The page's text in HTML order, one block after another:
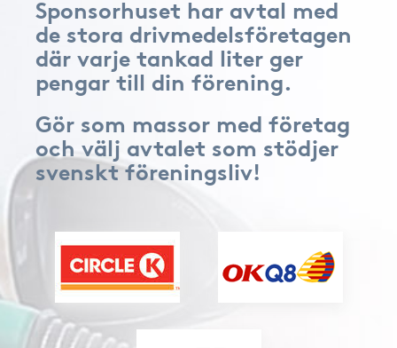
Sponsorhuset har avtal med
de stora drivmedelsföretagen
där varje tankad liter ger
pengar till din förening.
Gör som massor med företag
och välj avtalet som stödjer
svenskt föreningsliv!